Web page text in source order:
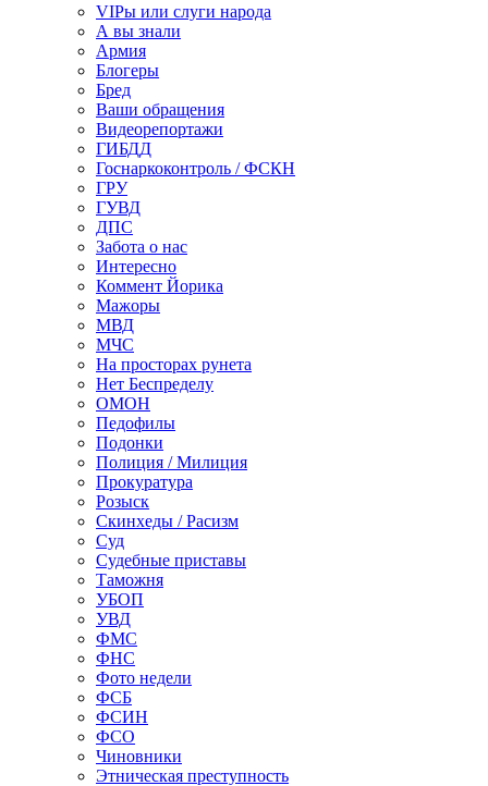
VIPы или слуги народа
А вы знали
Армия
Блогеры
Бред
Ваши обращения
Видеорепортажи
ГИБДД
Госнаркоконтроль / ФСКН
ГРУ
ГУВД
ДПС
Забота о нас
Интересно
Коммент Йорика
Мажоры
МВД
МЧС
На просторах рунета
Нет Беспределу
ОМОН
Педофилы
Подонки
Полиция / Милиция
Прокуратура
Розыск
Скинхеды / Расизм
Суд
Судебные приставы
Таможня
УБОП
УВД
ФМС
ФНС
Фото недели
ФСБ
ФСИН
ФСО
Чиновники
Этническая преступность